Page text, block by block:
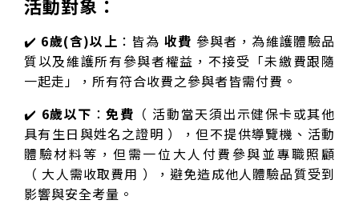
活動對象：
✔️ 6歲(含)以上 ：皆為 收費 參與者，為維護體驗品
質以及維護所有參與者權益，不接受「未繳費跟隨
一起走」，所有符合收費之參與者皆需付費。
✔️ 6歲以下 ：免費 （ 活動當天須出示健保卡或其他
具有生日與姓名之證明 ），但不提供導覽機、活動
體驗材料等，但需一位大人付費參與並專職照顧
（ 大人需收取費用 ），避免造成他人體驗品質受到
影響與安全考量。